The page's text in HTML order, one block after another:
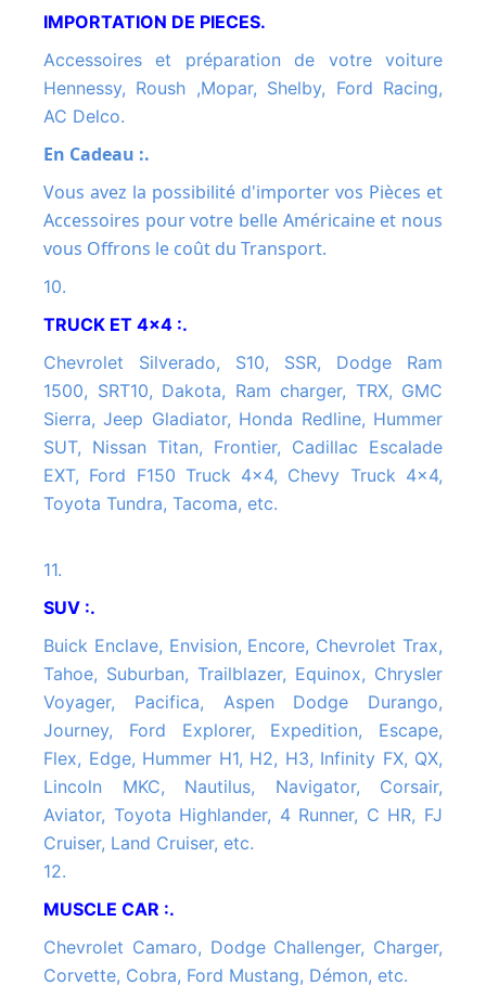
IMPORTATION DE PIECES.
Accessoires et préparation de votre voiture
Hennessy, Roush ,Mopar, Shelby, Ford Racing,
AC Delco.
En Cadeau :.
Vous avez la possibilité d'importer vos Pièces et
Accessoires pour votre belle Américaine et nous
vous Offrons le coût du Transport.
10.
TRUCK ET 4x4 :.
Chevrolet Silverado, S10, SSR, Dodge Ram
1500, SRT10, Dakota, Ram charger, TRX, GMC
Sierra, Jeep Gladiator, Honda Redline, Hummer
SUT, Nissan Titan, Frontier, Cadillac Escalade
EXT, Ford F150 Truck 4x4, Chevy Truck 4x4,
Toyota Tundra, Tacoma, etc.
11.
SUV :.
Buick Enclave, Envision, Encore, Chevrolet Trax,
Tahoe, Suburban, Trailblazer, Equinox, Chrysler
Voyager, Pacifica, Aspen Dodge Durango,
Journey, Ford Explorer, Expedition, Escape,
Flex, Edge, Hummer H1, H2, H3, Infinity FX, QX,
Lincoln MKC, Nautilus, Navigator, Corsair,
Aviator, Toyota Highlander, 4 Runner, C HR, FJ
Cruiser, Land Cruiser, etc.
12.
MUSCLE CAR :.
Chevrolet Camaro, Dodge Challenger, Charger,
Corvette, Cobra, Ford Mustang, Démon, etc.